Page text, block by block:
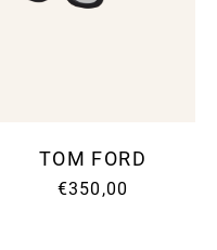
TOM FORD
€350,00